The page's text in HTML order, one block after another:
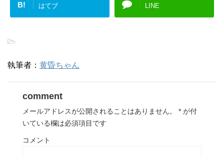
B! はてブ LINE
-
執筆者： 黄昏ちゃん
comment
メールアドレスが公開されることはありません。 * が付
いている欄は必須項目です
コメント